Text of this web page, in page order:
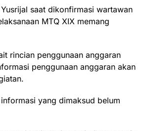
saat dikonfirmasi wartawan
MTQ XIX memang
rincian penggunaan anggaran
penggunaan anggaran akan
yang dimaksud belum